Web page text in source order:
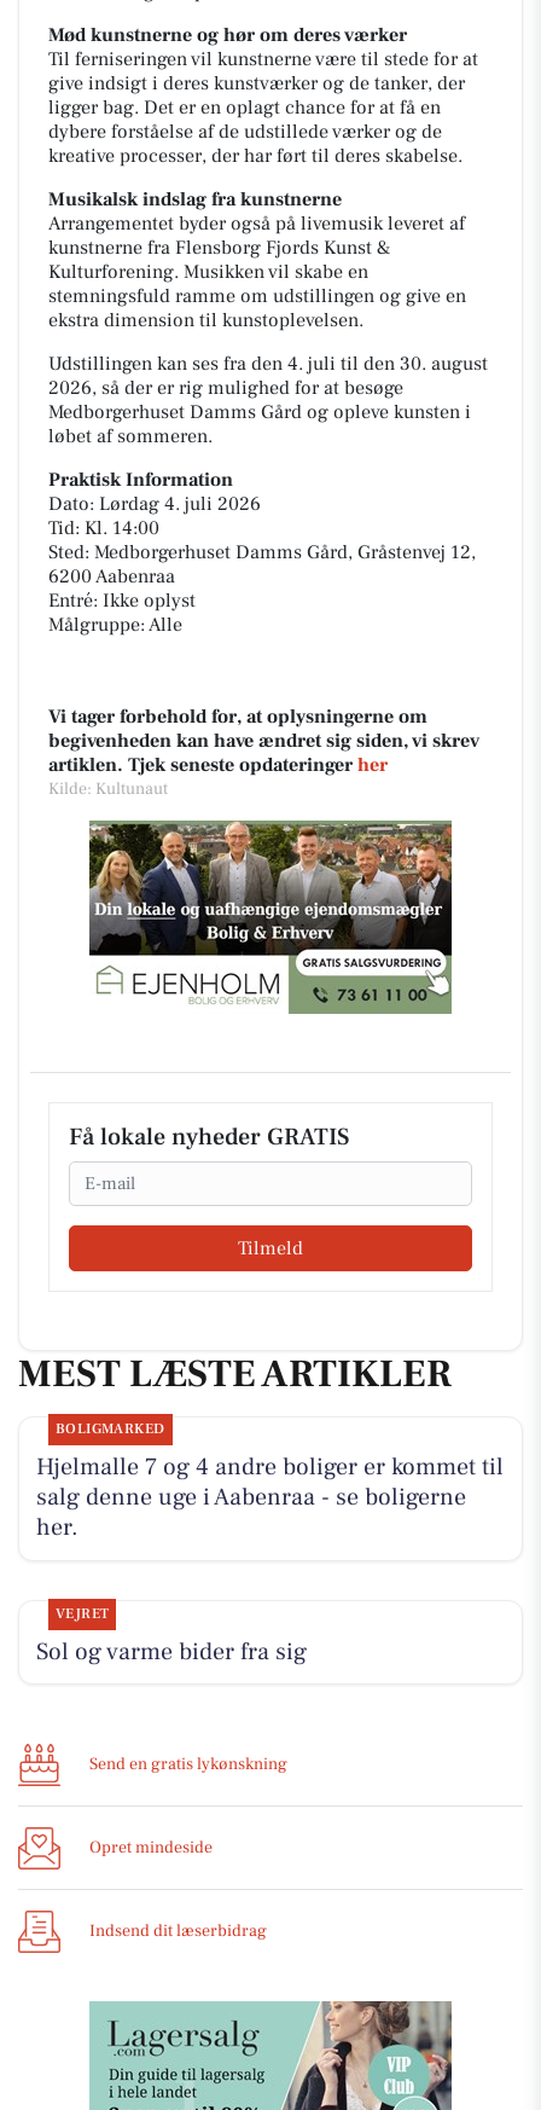
Mød kunstnerne og hør om deres værker
Til ferniseringen vil kunstnerne være til stede for at
give indsigt i deres kunstværker og de tanker, der
ligger bag. Det er en oplagt chance for at få en
dybere forståelse af de udstillede værker og de
kreative processer, der har ført til deres skabelse.
Musikalsk indslag fra kunstnerne
Arrangementet byder også på livemusik leveret af
kunstnerne fra Flensborg Fjords Kunst &
Kulturforening. Musikken vil skabe en
stemningsfuld ramme om udstillingen og give en
ekstra dimension til kunstoplevelsen.
Udstillingen kan ses fra den 4. juli til den 30. august
2026, så der er rig mulighed for at besøge
Medborgerhuset Damms Gård og opleve kunsten i
løbet af sommeren.
Praktisk Information
Dato: Lørdag 4. juli 2026
Tid: Kl. 14:00
Sted: Medborgerhuset Damms Gård, Gråstenvej 12,
6200 Aabenraa
Entré: Ikke oplyst
Målgruppe: Alle
Vi tager forbehold for, at oplysningerne om
begivenheden kan have ændret sig siden, vi skrev
artiklen. Tjek seneste opdateringer her
Kilde: Kultunaut
Få lokale nyheder GRATIS
Email
Tilmeld
MEST LÆSTE ARTIKLER
BOLIGMARKED
Hjelmalle 7 og 4 andre boliger er kommet til
salg denne uge i Aabenraa - se boligerne
her.
VEJRET
Sol og varme bider fra sig
Send en gratis lykønskning
Opret mindeside
Indsend dit læserbidrag